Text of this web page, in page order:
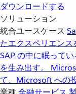
ダウンロードする
ソリューション
統合ユースケース
たエクスペリエンス
SAP の中に眠って
を生み出す。
て、Microsoft への